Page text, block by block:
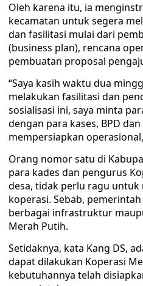
Oleh karena itu, ia
kecamatan untuk segera
dan fasilitasi mulai dari
(business plan), rencana
pembuatan proposal
“Saya kasih waktu dua
melakukan fasilitasi dan
sosialisasi ini, saya minta
dengan para kases, BPD
mempersiapkan
Orang nomor satu di
para kades dan pengurus
desa, tidak perlu ragu
koperasi. Sebab,
berbagai infrastruktur
Merah Putih.
Setidaknya, kata Kang DS,
dapat dilakukan Koperasi
kebutuhannya telah